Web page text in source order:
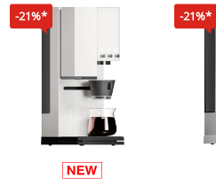
-21%* -21%*